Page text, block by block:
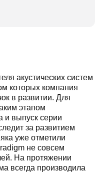
акустических систем
которых компания
в развитии. Для
этапом
и выпуск серии
за развитием
уже отметили
не совсем
На протяжении
всегда производила